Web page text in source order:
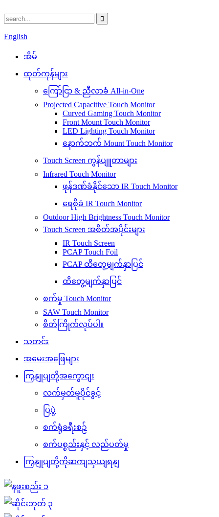
English
အိမ်
ထုတ်ကုန်များ
ကြော်ငြာ & ညီလာခံ All-in-One
Projected Capacitive Touch Monitor
Curved Gaming Touch Monitor
Front Mount Touch Monitor
LED Lighting Touch Monitor
နောက်ဘက် Mount Touch Monitor
Touch Screen ကွန်ပျူတာများ
Infrared Touch Monitor
ဖုန်ဒဏ်ခံနိုင်သော IR Touch Monitor
ရေစိုခံ IR Touch Monitor
Outdoor High Brightness Touch Monitor
Touch Screen အစိတ်အပိုင်းများ
IR Touch Screen
PCAP Touch Foil
PCAP ထိတွေ့မျက်နှာပြင်
ထိတွေ့မျက်နှာပြင်
စက်မှု Touch Monitor
SAW Touch Monitor
စိတ်ကြိုက်လုပ်ပါ။
သတင်း
အမေးအဖြေများ
ကြှနျုပျတို့အကွောငျး
လက်မှတ်မူပိုင်ခွင့်
ပြပွဲ
စက်ရုံခရီးစဉ်
စက်ပစ္စည်းနှင့် လည်ပတ်မှု
ကြှနျုပျတို့ကိုဆကျသှယျရနျ